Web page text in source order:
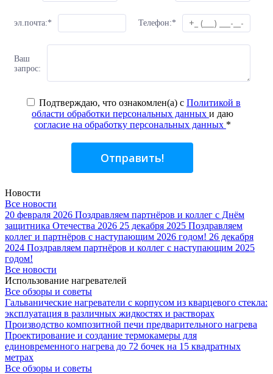
эл.почта:* Телефон:*
Ваш
запрос:
Подтверждаю, что ознакомлен(а) с Политикой в
области обработки персональных данных и даю
согласие на обработку персональных данных *
Отправить!
Новости
Все новости
20 февраля 2026 Поздравляем партнёров и коллег с Днём
защитника Отечества 2026 25 декабря 2025 Поздравляем
коллег и партнёров с наступающим 2026 годом! 26 декабря
2024 Поздравляем партнёров и коллег с наступающим 2025
годом!
Все новости
Использование нагревателей
Все обзоры и советы
Гальванические нагреватели с корпусом из кварцевого стекла:
эксплуатация в различных жидкостях и растворах
Производство композитной печи предварительного нагрева
Проектирование и создание термокамеры для
единовременного нагрева до 72 бочек на 15 квадратных
метрах
Все обзоры и советы